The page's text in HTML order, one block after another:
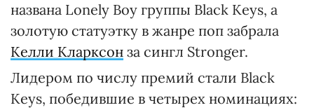
названа Lonely Boy группы Black Keys, а
золотую статуэтку в жанре поп забрала
Келли Кларксон за сингл Stronger.
Лидером по числу премий стали Black
Keys, победившие в четырех номинациях: